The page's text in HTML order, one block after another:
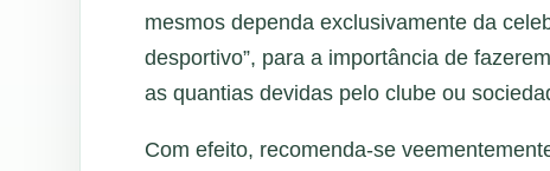
mesmos dependa exclusivamente da
desportivo”, para a importância de
as quantias devidas pelo clube ou
Com efeito, recomenda-se